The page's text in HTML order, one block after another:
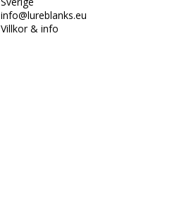
info@lureblanks.eu
Villkor & info